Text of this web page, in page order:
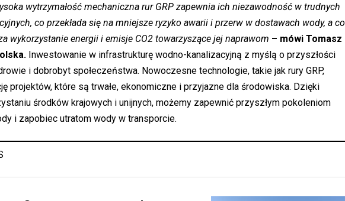
wytrzymałość mechaniczna rur GRP zapewnia ich niezawodność w trudnych
co przekłada się na mniejsze ryzyko awarii i przerw w dostawach wody, a co
wykorzystanie energii i emisje CO2 towarzyszące jej naprawom – mówi Tomasz
Inwestowanie w infrastrukturę wodno-kanalizacyjną z myślą o przyszłości
i dobrobyt społeczeństwa. Nowoczesne technologie, takie jak rury GRP,
projektów, które są trwałe, ekonomiczne i przyjazne dla środowiska. Dzięki
środków krajowych i unijnych, możemy zapewnić przyszłym pokoleniom
i zapobiec utratom wody w transporcie.